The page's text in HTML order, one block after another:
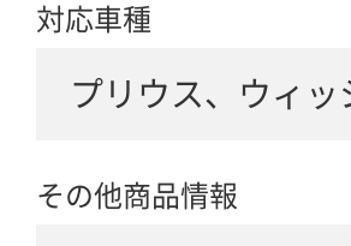
対応車種
プリウス、ウィ
その他商品情報